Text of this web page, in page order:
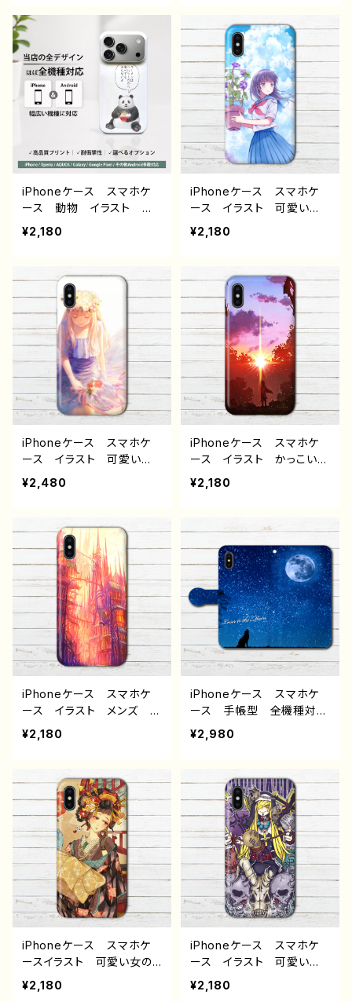
a Googlepixel Galaxy
iPhone5/6/6s/7/8 ア
ンドロイド ケース スマ
ホカバー iPhone 携
帯 ハード カバー ケー
ス アイフォンケース おす
すめ 個性的 人気 イラ
ストレーター クリエイタ
ー 絵師 デザイン オリ
ジナル デザイン グッ
ズ タイトル：夜のチューリ
ップ 作：もなか G-6
a Googlepixel iPhon
e5/6/6s/7/8 おすすめ
個性的 人気 イラストレ
ーター クリエイター 絵
師 オリジナル デザイ
ン グッズ Android ア
ンドロイド ケース タイト
ル：春が奏でる 作：ミナ
ミ E-4
iPhoneケース スマホケ
ース 動物 イラスト ゆ
るかわ 可愛い かわい
い おもしろスマホケー
ス ユニーク ゆるい ネ
タ系 iPhone15/14/13/12/
11 AQUOS Xperia G
ooglepixel iPhone5/6/
6s/7/8 人気 イラストレ
ーター クリエイター 絵
師 個性的 おすすめ A
ndroid アンドロイド ケ
ース オリジナル デザイ
ン グッズ 悪いことを言う
パンダ タイトル：ラーメン
について悪いこと言うパン
¥2,180
iPhoneケース スマホケ
ース イラスト 可愛い女
の子 かわいい おしゃれ
服 エモい 風景 綺麗
ック メンズ レディース
女子 iPhone15/14/13/12
AQUOS sense 4 5 6
Xperia Googlepixel
Galaxy Android アンド
ロイド ケース 個性的
おすすめ JK 女子高校
生 セーラー服 プリッツ
スカート ロングヘア 人
気 イラストレーター 絵
師 クリエイター オリジ
ナル デザイン グッズ タ
なぎ団子
¥2,180
iPhoneケース スマホケ
ース イラスト 可愛い女
の子 かわいい おしゃれ
服 エモい ノスタルジッ
女子 iPhone15/14/13/12/
11 AQUOS sense 4 5 6
Xperia Googlepixel
Android アンドロイ
ド ケース 個性的 おす
すめ 金髪 ロングヘア
ワンピース 人気 イラス
トレーター 絵師 クリエ
イター オリジナル デザ
イン グッズ タイトル：Bri
ghtness 作：romiy
¥2,480
iPhoneケース スマホケ
ース イラスト かっこいい
女子 おしゃれ 風景 綺
麗 景色 美しい エモ
男子 iPhone17/16/15/1
Googlepixel Galaxy
おすすめ 個性的 人気
イラストレーター クリエイ
ター 絵師 Android ア
ンドロイド ケース オリジ
ナル デザイン グッズ タ
イトル：廃墟に立つ少女
作：J.タネダ F-5
¥2,180
iPhoneケース スマホケ
ース イラスト メンズ お
しゃれ 風景 綺麗 景
色 美しい エモい かっ
hone17/16/15/14/13 AQ
UOS Xperia Googlep
ixel Galaxy おすすめ
個性的 人気 イラストレ
ーター クリエイター 絵
師 Android アンドロイ
ド ケース オリジナル
デザイン グッズ タイト
ル：黄昏の城 作：J.タネ
ダ F-5
¥2,180
iPhoneケース スマホケ
ース 手帳型 全機種対
応 おしゃれ かっこい
い 安い メンズ イラス
クール 個性的 おすす
め 人気 クリエイター
高校生 男子 iPhone17/
16/15/14/13 AQUOS sen
se 4 5 6 Xperia Goo
glepixel Galaxy Andr
oid アンドロイド ケー
ス ノンブランド オリジナ
ル デザイン グッズ タイ
トル：Loser to the Moon
J1-9
¥2,980
iPhoneケース スマホケ
ースイラスト 可愛い女の
子 かっこいい女子 おし
ゃれ服 着物 和服 和
¥2,180
iPhoneケース スマホケ
ース イラスト 可愛い女
の子 かっこいい女子 お
しゃれ服 エモい ロッ
¥2,180